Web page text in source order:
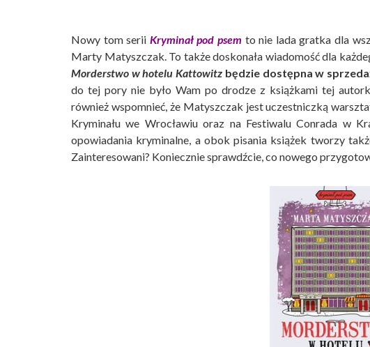
Nowy tom serii Kryminał pod psem to nie lada gratka dla
Marty Matyszczak. To także doskonała wiadomość dla
Morderstwo w hotelu Kattowitz będzie dostępna w
do tej pory nie było Wam po drodze z książkami tej
również wspomnieć, że Matyszczak jest uczestniczką
Kryminału we Wrocławiu oraz na Festiwalu Conrada w
opowiadania kryminalne, a obok pisania książek tworzy
Zainteresowani? Koniecznie sprawdźcie, co nowego